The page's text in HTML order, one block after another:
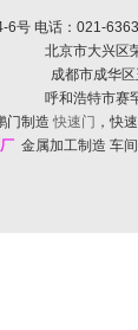
号 电话： 021-
北京市大兴区
成都市成华区
呼和浩特市赛
门制造 快速门 ，快
金属加工制造 车